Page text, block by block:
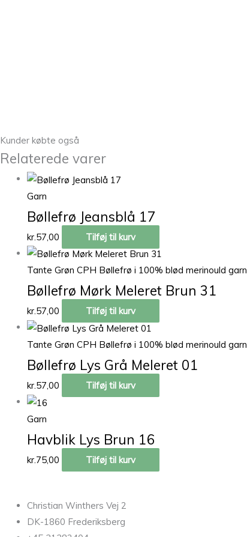
Kunder købte også
Relaterede varer
Garn
Bøllefrø Jeansblå 17
kr. 57,00 Tilføj til kurv
Tante Grøn CPH Bøllefrø i 100% blød merinould garn
Bøllefrø Mørk Meleret Brun 31
kr.57,00 Tilføj til kurv
Tante Grøn CPH Bøllefrø i 100% blød merinould garn
Bøllefrø Lys Grå Meleret 01
kr.57,00 Tilføj til kurv
Garn
Havblik Lys Brun 16
kr.75,00 Tilføj til kurv
Christian Winthers Vej 2
DK-1860 Frederiksberg